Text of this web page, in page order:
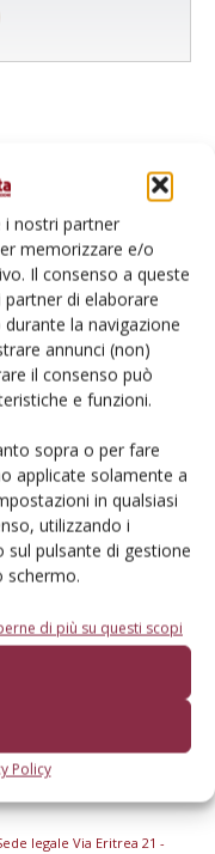
i nostri partner
memorizzare e/o
Il consenso a queste
di elaborare
la navigazione
annunci (non)
il consenso può
e funzioni.
sopra o per fare
applicate solamente a
in qualsiasi
utilizzando i
sul pulsante di gestione
schermo.
di più su questi scopi
Policy
mondo
legale Via Eritrea 21 -